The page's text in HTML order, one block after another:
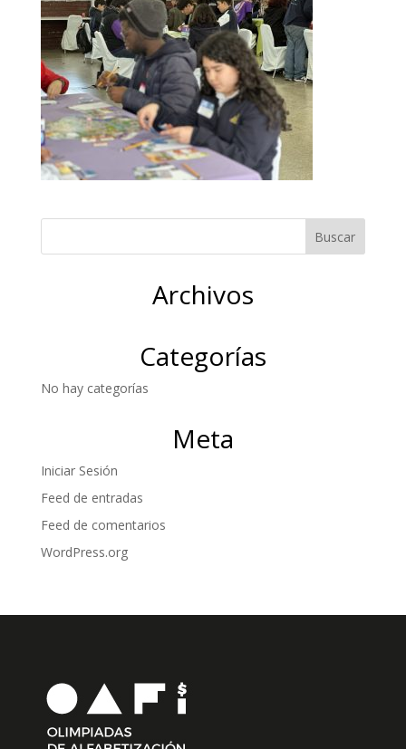
Archivos
Categorías
No hay categorías
Meta
Iniciar Sesión
Feed de entradas
Feed de comentarios
WordPress.org